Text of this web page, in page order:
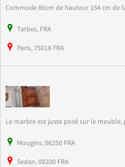
Commode 86cm de hauteur 154 cm de
Tarbes, FRA
Paris, 75018 FRA
Le marbre est juste posé sur le
Mougins, 06250 FRA
Sedan, 08200 FRA